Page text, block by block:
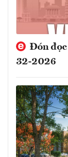
Đón đọc
32-2026